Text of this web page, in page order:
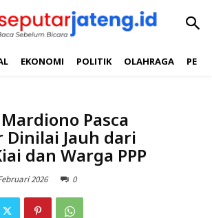
EKONOMI POLITIK OLAHRAGA
Pasca
Jauh dari
dan Warga PPP
2026 0